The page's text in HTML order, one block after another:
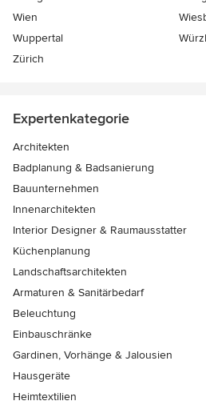
Wien
Wuppertal
Zürich
Expertenkategorie
Architekten
Badplanung & Badsanierung
Bauunternehmen
Innenarchitekten
Interior Designer & Raumausstatter
Küchenplanung
Landschaftsarchitekten
Armaturen & Sanitärbedarf
Beleuchtung
Einbauschränke
Gardinen, Vorhänge & Jalousien
Hausgeräte
Heimtextilien